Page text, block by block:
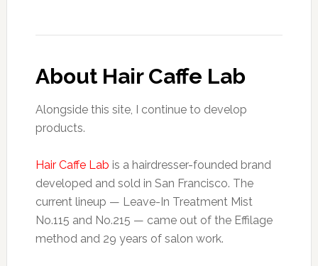
About Hair Caffe Lab
Alongside this site, I continue to develop
products.
Hair Caffe Lab is a hairdresser-founded brand
developed and sold in San Francisco. The
current lineup — Leave-In Treatment Mist
No.115 and No.215 — came out of the Effilage
method and 29 years of salon work.